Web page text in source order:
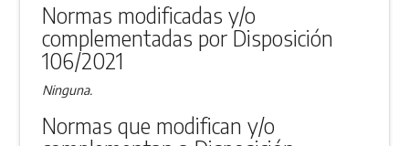
Normas modificadas y/o
complementadas por Disposición
106/2021
Ninguna.
Normas que modifican y/o